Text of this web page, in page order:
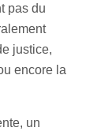
pas du
justice,
encore la
un